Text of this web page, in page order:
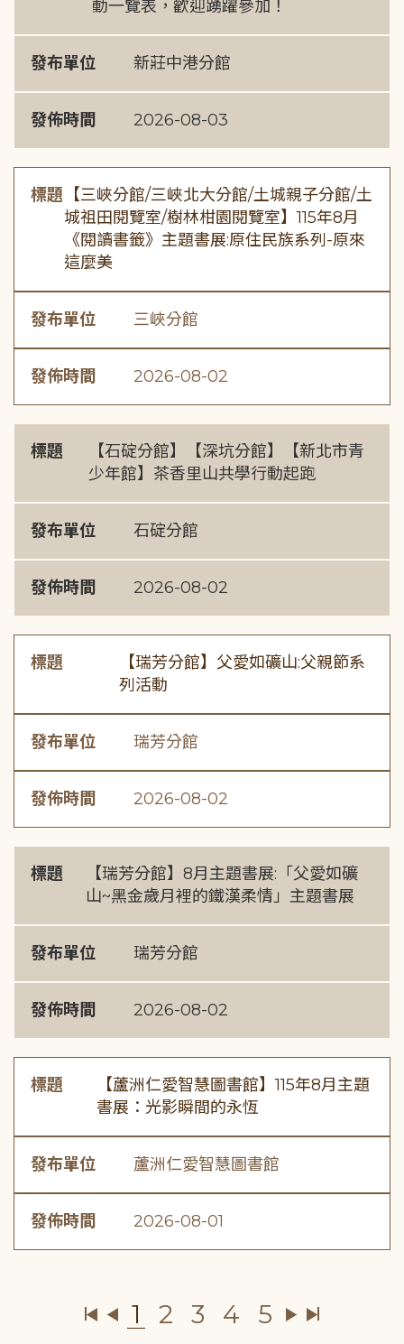
動一覽表，歡迎踴躍參加！
發布單位 新莊中港分館
發佈時間 2026-08-03
標題 【三峽分館/三峽北大分館/土城親子分館/土
城祖田閱覽室/樹林柑園閱覽室】115年8月
《閱讀書籤》主題書展:原住民族系列-原來
這麼美
發布單位 三峽分館
發佈時間 2026-08-02
標題
【石碇分館】【深坑分館】【新北市青
少年館】茶香里山共學行動起跑
發布單位 石碇分館
發佈時間 2026-08-02
標題
【瑞芳分館】父愛如礦山:父親節系
列活動
發布單位 瑞芳分館
發佈時間 2026-08-02
標題
【瑞芳分館】8月主題書展:「父愛如礦
山~黑金歲月裡的鐵漢柔情」主題書展
發布單位 瑞芳分館
發佈時間 2026-08-02
標題
【蘆洲仁愛智慧圖書館】115年8月主題
書展：光影瞬間的永恆
發布單位 蘆洲仁愛智慧圖書館
發佈時間 2026-08-01
1 2 3 4 5